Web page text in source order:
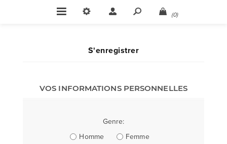
(0)
S'enregistrer
VOS INFORMATIONS PERSONNELLES
Genre:
Homme
Femme